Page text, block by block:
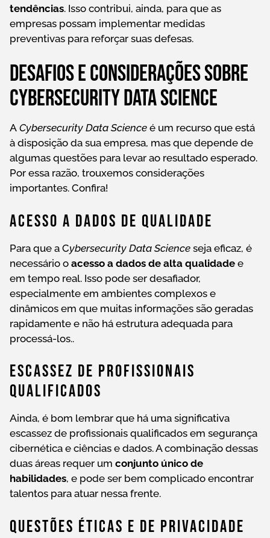
tendências. Isso contribui, ainda, para que as
empresas possam implementar medidas
preventivas para reforçar suas defesas.
Desafios e considerações sobre
Cybersecurity Data Science
A Cybersecurity Data Science é um recurso que está
à disposição da sua empresa, mas que depende de
algumas questões para levar ao resultado esperado.
Por essa razão, trouxemos considerações
importantes. Confira!
Acesso A Dados De Qualidade
Para que a Cybersecurity Data Science seja eficaz, é
necessário o acesso a dados de alta qualidade e
em tempo real. Isso pode ser desafiador,
especialmente em ambientes complexos e
dinâmicos em que muitas informações são geradas
rapidamente e não há estrutura adequada para
processá-los..
Escassez De Profissionais
Qualificados
Ainda, é bom lembrar que há uma significativa
escassez de profissionais qualificados em segurança
cibernética e ciências e dados. A combinação dessas
duas áreas requer um conjunto único de
habilidades, e pode ser bem complicado encontrar
talentos para atuar nessa frente.
Questões Éticas E De Privacidade